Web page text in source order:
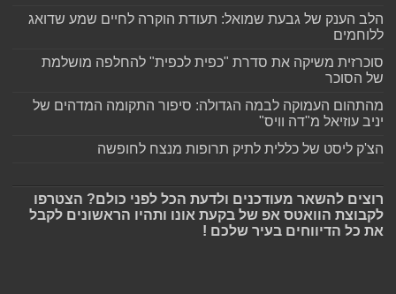
הלב הענק של גבעת שמואל: תעודת הוקרה לחיים שמע שדואג
ללוחמים
סוכרזית משיקה את סדרת "כפית לכפית" להחלפה מושלמת
של הסוכר
מהתהום העמוקה לבמה הגדולה: סיפור התקומה המדהים של
יניב עוזיאל מ"דה וויס"
הצ'ק ליסט של כללית לתיק תרופות מנצח לחופשה
רוצים להשאר מעודכנים ולדעת הכל לפני כולם? הצטרפו
לקבוצת הוואטס אפ של בקעת אונו ותהיו הראשונים לקבל
את כל הדיווחים בעיר שלכם !